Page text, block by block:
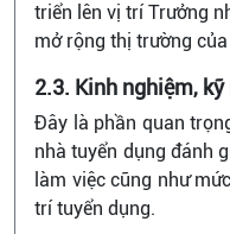
triển lên vị trí Trưởng
mở rộng thị trường
2.3. Kinh nghiệm,
Đây là phần quan
nhà tuyển dụng đánh
làm việc cũng như
trí tuyển dụng.